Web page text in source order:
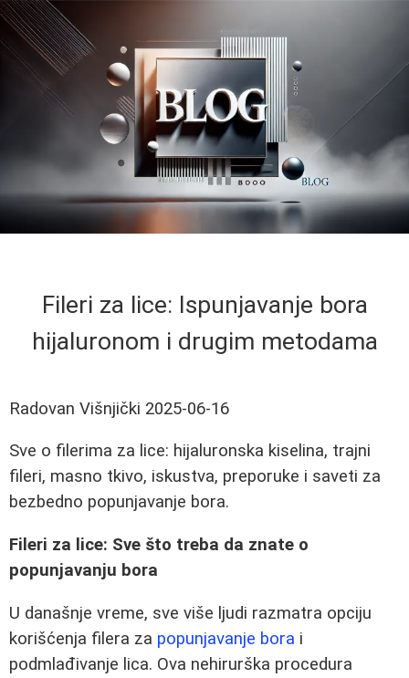
Fileri za lice: Ispunjavanje bora
hijaluronom i drugim metodama
Radovan Višnjički 2025-06-16
Sve o filerima za lice: hijaluronska kiselina, trajni
fileri, masno tkivo, iskustva, preporuke i saveti za
bezbedno popunjavanje bora.
Fileri za lice: Sve što treba da znate o
popunjavanju bora
U današnje vreme, sve više ljudi razmatra opciju
korišćenja filera za popunjavanje bora i
podmlađivanje lica. Ova nehirurška procedura